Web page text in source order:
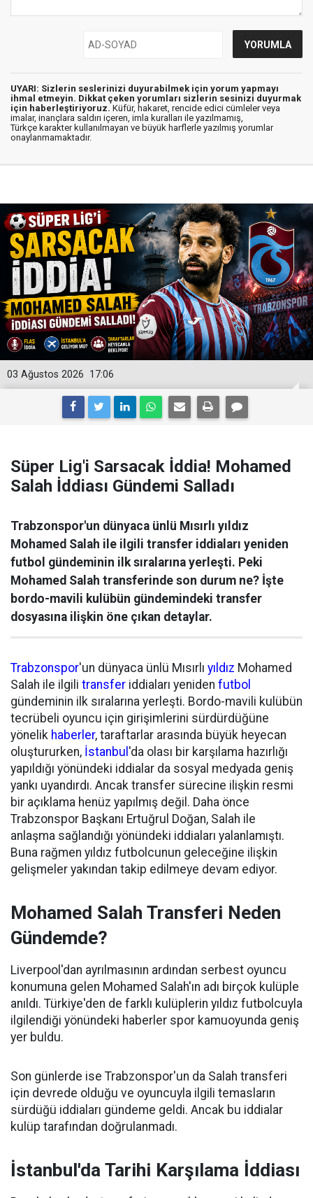
UYARI: Sizlerin seslerinizi duyurabilmek için yorum yapmayı
ihmal etmeyin. Dikkat çeken yorumları sizlerin sesinizi duyurmak
için haberleştiriyoruz. Küfür, hakaret, rencide edici cümleler veya
imalar, inançlara saldırı içeren, imla kuralları ile yazılmamış,
Türkçe karakter kullanılmayan ve büyük harflerle yazılmış yorumlar
onaylanmamaktadır.
17:06
03 Ağustos 2026
Süper Lig'i Sarsacak İddia! Mohamed
Salah İddiası Gündemi Salladı
Trabzonspor'un dünyaca ünlü Mısırlı yıldız
Mohamed Salah ile ilgili transfer iddiaları yeniden
futbol gündeminin ilk sıralarına yerleşti. Peki
Mohamed Salah transferinde son durum ne? İşte
bordo-mavili kulübün gündemindeki transfer
dosyasına ilişkin öne çıkan detaylar.
Trabzonspor'un dünyaca ünlü Mısırlı yıldız Mohamed
Salah ile ilgili transfer iddiaları yeniden futbol
gündeminin ilk sıralarına yerleşti. Bordo-mavili kulübün
tecrübeli oyuncu için girişimlerini sürdürdüğüne
yönelik haberler, taraftarlar arasında büyük heyecan
oluştururken, İstanbul 'da olası bir karşılama hazırlığı
yapıldığı yönündeki iddialar da sosyal medyada geniş
yankı uyandırdı. Ancak transfer sürecine ilişkin resmi
bir açıklama henüz yapılmış değil. Daha önce
Trabzonspor Başkanı Ertuğrul Doğan, Salah ile
anlaşma sağlandığı yönündeki iddiaları yalanlamıştı.
Buna rağmen yıldız futbolcunun geleceğine ilişkin
gelişmeler yakından takip edilmeye devam ediyor.
Mohamed Salah Transferi Neden
Gündemde?
Liverpool'dan ayrılmasının ardından serbest oyuncu
konumuna gelen Mohamed Salah'ın adı birçok kulüple
anıldı. Türkiye'den de farklı kulüplerin yıldız futbolcuyla
ilgilendiği yönündeki haberler spor kamuoyunda geniş
yer buldu.
Son günlerde ise Trabzonspor'un da Salah transferi
için devrede olduğu ve oyuncuyla ilgili temasların
sürdüğü iddiaları gündeme geldi. Ancak bu iddialar
kulüp tarafından doğrulanmadı.
İstanbul'da Tarihi Karşılama İddiası